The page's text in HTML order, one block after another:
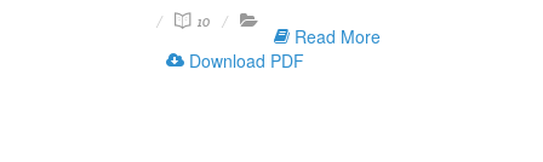
10
Read More
Download PDF